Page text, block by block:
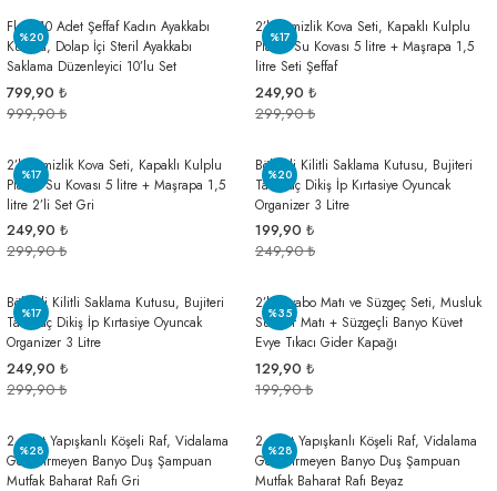
%20
Flora 10 Adet Şeffaf Kadın Ayakkabı
Kutusu, Dolap İçi Steril Ayakkabı
Saklama Düzenleyici 10’lu Set
799,90 ₺
999,90 ₺
%17
2’li Temizlik Kova Seti, Kapaklı Kulplu
Plastik Su Kovası 5 litre + Maşrapa 1,5
litre Seti Şeffaf
249,90 ₺
299,90 ₺
%17
2’li Temizlik Kova Seti, Kapaklı Kulplu
Plastik Su Kovası 5 litre + Maşrapa 1,5
litre 2’li Set Gri
249,90 ₺
299,90 ₺
%20
Bölmeli Kilitli Saklama Kutusu, Bujiteri
Takı İlaç Dikiş İp Kırtasiye Oyuncak
Organizer 3 Litre
199,90 ₺
249,90 ₺
%17
Bölmeli Kilitli Saklama Kutusu, Bujiteri
Takı İlaç Dikiş İp Kırtasiye Oyuncak
Organizer 3 Litre
249,90 ₺
299,90 ₺
%35
2’li Lavabo Matı ve Süzgeç Seti, Musluk
Sünger Matı + Süzgeçli Banyo Küvet
Evye Tıkacı Gider Kapağı
129,90 ₺
199,90 ₺
%28
2 Adet Yapışkanlı Köşeli Raf, Vidalama
Gerektirmeyen Banyo Duş Şampuan
Mutfak Baharat Rafı Gri
%28
2 Adet Yapışkanlı Köşeli Raf, Vidalama
Gerektirmeyen Banyo Duş Şampuan
Mutfak Baharat Rafı Beyaz